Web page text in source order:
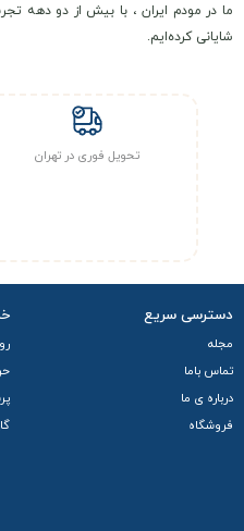
ما در مودم ایران ، با بیش از دو دهه
شایانی کرده‌ایم.
تحویل فوری در تهران
دسترسی سریع
مجله
تماس باما
درباره ی ما
فروشگاه